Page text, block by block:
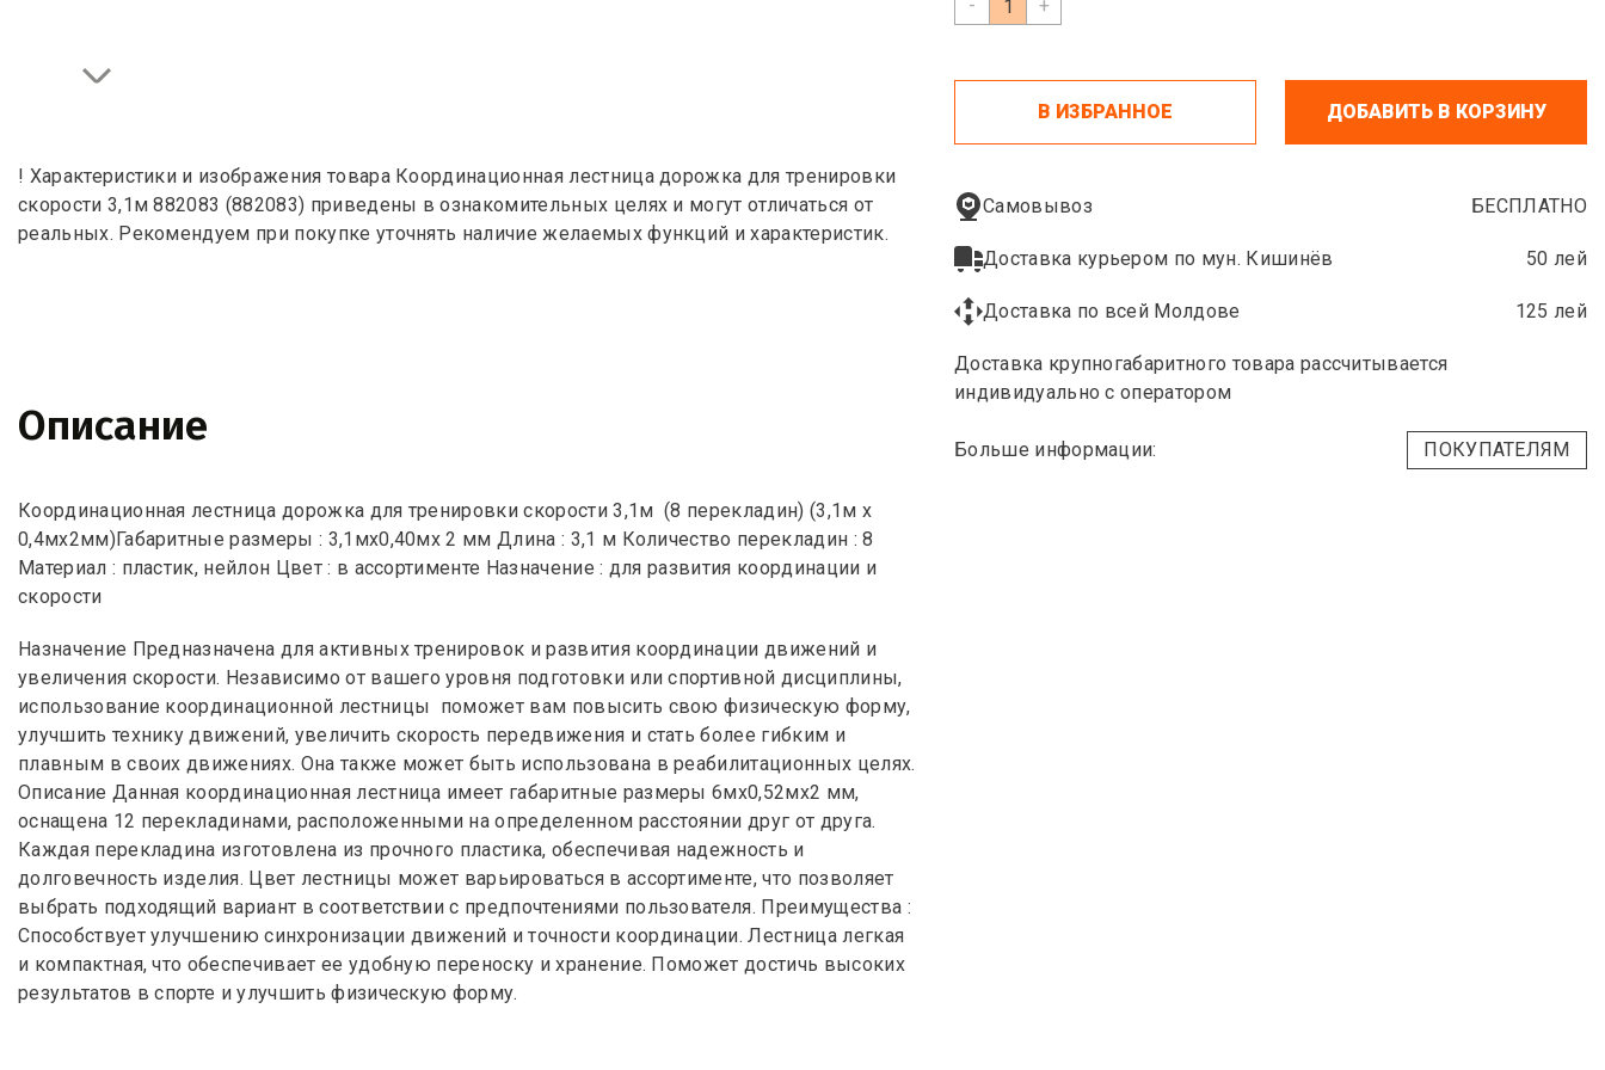
! Характеристики и изображения товара Координационная лестница дорожка для тренировки
скорости 3,1м 882083 (882083) приведены в ознакомительных целях и могут отличаться от
реальных. Рекомендуем при покупке уточнять наличие желаемых функций и характеристик.
Описание
Координационная лестница дорожка для тренировки скорости 3,1м (8 перекладин) (3,1м x
0,4мx2мм)Габаритные размеры : 3,1мx0,40мx 2 мм Длина : 3,1 м Количество перекладин : 8
Материал : пластик, нейлон Цвет : в ассортименте Назначение : для развития координации и
скорости
Назначение Предназначена для активных тренировок и развития координации движений и
увеличения скорости. Независимо от вашего уровня подготовки или спортивной дисциплины,
использование координационной лестницы поможет вам повысить свою физическую форму,
улучшить технику движений, увеличить скорость передвижения и стать более гибким и
плавным в своих движениях. Она также может быть использована в реабилитационных целях.
Описание Данная координационная лестница имеет габаритные размеры 6мx0,52мx2 мм,
оснащена 12 перекладинами, расположенными на определенном расстоянии друг от друга.
Каждая перекладина изготовлена из прочного пластика, обеспечивая надежность и
долговечность изделия. Цвет лестницы может варьироваться в ассортименте, что позволяет
выбрать подходящий вариант в соответствии с предпочтениями пользователя. Преимущества :
Способствует улучшению синхронизации движений и точности координации. Лестница легкая
и компактная, что обеспечивает ее удобную переноску и хранение. Поможет достичь высоких
результатов в спорте и улучшить физическую форму.
- +
В ИЗБРАННОЕ ДОБАВИТЬ В КОРЗИНУ
Самовывоз БЕСПЛАТНО
Доставка курьером по мун. Кишинёв 50 лей
Доставка по всей Молдове 125 лей
Доставка крупногабаритного товара рассчитывается
индивидуально с оператором
Больше информации: ПОКУПАТЕЛЯМ